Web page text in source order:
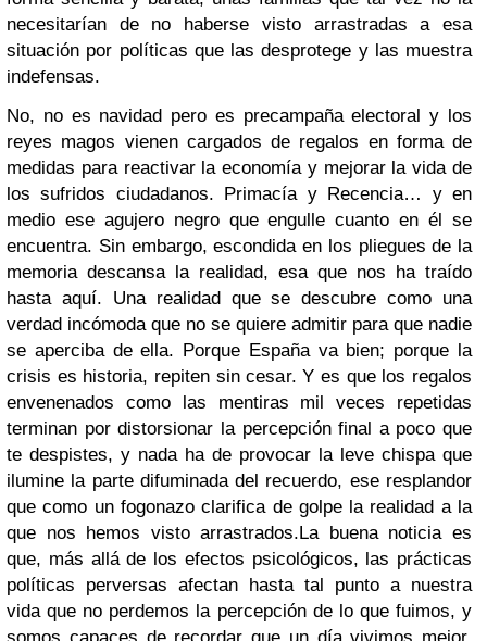
necesitarían de no haberse visto arrastradas a esa
situación por políticas que las desprotege y las muestra
indefensas.
No, no es navidad pero es precampaña electoral y los
reyes magos vienen cargados de regalos en forma de
medidas para reactivar la economía y mejorar la vida de
los sufridos ciudadanos. Primacía y Recencia… y en
medio ese agujero negro que engulle cuanto en él se
encuentra. Sin embargo, escondida en los pliegues de la
memoria descansa la realidad, esa que nos ha traído
hasta aquí. Una realidad que se descubre como una
verdad incómoda que no se quiere admitir para que nadie
se aperciba de ella. Porque España va bien; porque la
crisis es historia, repiten sin cesar. Y es que los regalos
envenenados como las mentiras mil veces repetidas
terminan por distorsionar la percepción final a poco que
te despistes, y nada ha de provocar la leve chispa que
ilumine la parte difuminada del recuerdo, ese resplandor
que como un fogonazo clarifica de golpe la realidad a la
que nos hemos visto arrastrados.La buena noticia es
que, más allá de los efectos psicológicos, las prácticas
políticas perversas afectan hasta tal punto a nuestra
vida que no perdemos la percepción de lo que fuimos, y
somos capaces de recordar que un día vivimos mejor.